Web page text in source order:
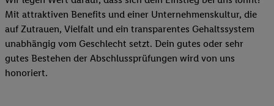
Mit attraktiven Benefits und einer Unternehmenskultur, die
auf Zutrauen, Vielfalt und ein transparentes Gehaltssystem
unabhängig vom Geschlecht setzt. Dein gutes oder sehr
gutes Bestehen der Abschlussprüfungen wird von uns
honoriert.